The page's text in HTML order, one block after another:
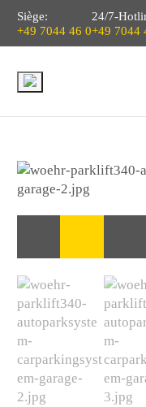
Siège:
+49 7044 46 0
24/7-
+49 7044